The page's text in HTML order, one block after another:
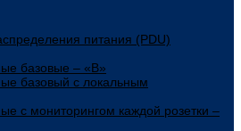
питания (PDU)
базовые – «В»
базовый с локальным
с мониторингом каждой розетки –